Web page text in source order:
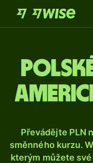
Převádějte PLN
směnného kurzu.
kterým můžete